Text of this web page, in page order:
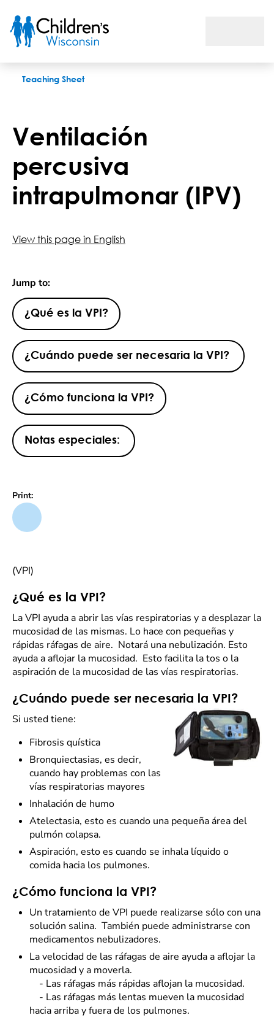
Teaching Sheet
Ventilación
percusiva
intrapulmonar (IPV)
View this page in English
Jump to:
¿Qué es la VPI?
¿Cuándo puede ser necesaria la VPI?
¿Cómo funciona la VPI?
Notas especiales:
Print:
(VPI)
¿Qué es la VPI?
La VPI ayuda a abrir las vías respiratorias y a desplazar la
mucosidad de las mismas. Lo hace con pequeñas y
rápidas ráfagas de aire. Notará una nebulización. Esto
ayuda a aflojar la mucosidad. Esto facilita la tos o la
aspiración de la mucosidad de las vías respiratorias.
¿Cuándo puede ser necesaria la VPI?
Si usted tiene:
Fibrosis quística
Bronquiectasias, es decir,
cuando hay problemas con las
vías respiratorias mayores
Inhalación de humo
Atelectasia, esto es cuando una pequeña área del
pulmón colapsa.
Aspiración, esto es cuando se inhala líquido o
comida hacia los pulmones.
¿Cómo funciona la VPI?
Un tratamiento de VPI puede realizarse sólo con una
solución salina. También puede administrarse con
medicamentos nebulizadores.
La velocidad de las ráfagas de aire ayuda a aflojar la
mucosidad y a moverla.
- Las ráfagas más rápidas aflojan la mucosidad.
- Las ráfagas más lentas mueven la mucosidad
hacia arriba y fuera de los pulmones.